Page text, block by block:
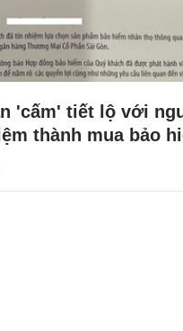
'cấm' tiết lộ với
thành mua bảo